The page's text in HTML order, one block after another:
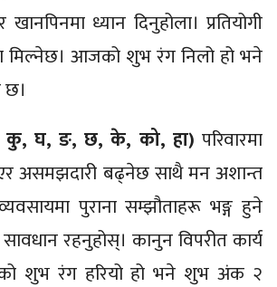
ध्यान दिनुहोला। प्रतियोगी
मिल्नेछ। आजको शुभ रंग निलो हो भने
कु, घ, ङ, छ, के, को, हा) परिवारमा
असमझदारी बढ्नेछ साथै मन अशान्त
पुराना सम्झौताहरू भङ्ग हुने
रहनुहोस्। कानुन विपरीत कार्य
शुभ रंग हरियो हो भने शुभ अंक २